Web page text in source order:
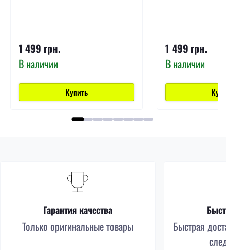
1 499 грн.
В наличии
Купить
1 499 грн.
В наличии
Гарантия качества
Только оригинальные товары
Быстрая